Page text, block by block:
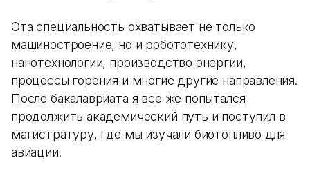
Эта специальность охватывает не только
машиностроение, но и робототехнику,
нанотехнологии, производство энергии,
процессы горения и многие другие направления.
После бакалавриата я все же попытался
продолжить академический путь и поступил в
магистратуру, где мы изучали биотопливо для
авиации.